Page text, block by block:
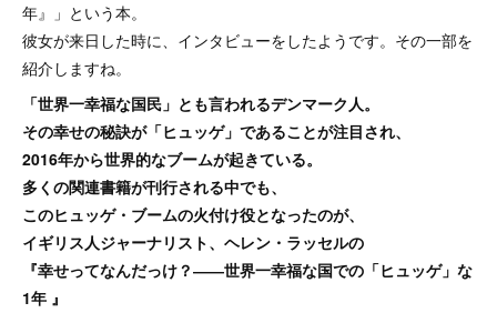
年』」という本。
彼女が来日した時に、インタビューをしたようです。その一部を
紹介しますね。
「世界一幸福な国民」とも言われるデンマーク人。
その幸せの秘訣が「ヒュッゲ」であることが注目され、
2016年から世界的なブームが起きている。
多くの関連書籍が刊行される中でも、
このヒュッゲ・ブームの火付け役となったのが、
イギリス人ジャーナリスト、ヘレン・ラッセルの
『幸せってなんだっけ？――世界一幸福な国での「ヒュッゲ」な
1年 』